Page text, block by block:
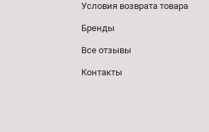
Условия возврата товара
Бренды
Все отзывы
Контакты